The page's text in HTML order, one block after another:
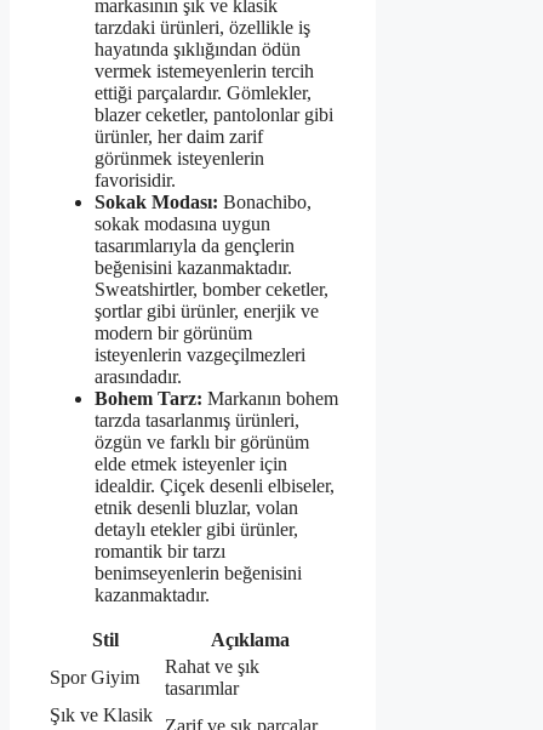
markasının şık ve klasik
tarzdaki ürünleri, özellikle iş
hayatında şıklığından ödün
vermek istemeyenlerin tercih
ettiği parçalardır. Gömlekler,
blazer ceketler, pantolonlar gibi
ürünler, her daim zarif
görünmek isteyenlerin
favorisidir.
Sokak Modası: Bonachibo,
sokak modasına uygun
tasarımlarıyla da gençlerin
beğenisini kazanmaktadır.
Sweatshirtler, bomber ceketler,
şortlar gibi ürünler, enerjik ve
modern bir görünüm
isteyenlerin vazgeçilmezleri
arasındadır.
Bohem Tarz: Markanın bohem
tarzda tasarlanmış ürünleri,
özgün ve farklı bir görünüm
elde etmek isteyenler için
idealdir. Çiçek desenli elbiseler,
etnik desenli bluzlar, volan
detaylı etekler gibi ürünler,
romantik bir tarzı
benimseyenlerin beğenisini
kazanmaktadır.
Stil
Açıklama
Spor Giyim
Rahat ve şık
tasarımlar
Şık ve Klasik